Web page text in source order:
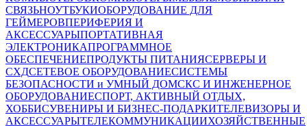
СВЯЗЬНОУТБУКИОБОРУДОВАНИЕ ДЛЯ
ГЕЙМЕРОВПЕРИФЕРИЯ И
АКСЕССУАРЫПОРТАТИВНАЯ
ЭЛЕКТРОНИКАПРОГРАММНОЕ
ОБЕСПЕЧЕНИЕПРОДУКТЫ ПИТАНИЯСЕРВЕРЫ И
СХДСЕТЕВОЕ ОБОРУДОВАНИЕСИСТЕМЫ
БЕЗОПАСНОСТИ и УМНЫЙ ДОМСКС И ИНЖЕНЕРНОЕ
ОБОРУДОВАНИЕСПОРТ, АКТИВНЫЙ ОТДЫХ,
ХОББИСУВЕНИРЫ И БИЗНЕС-ПОДАРКИТЕЛЕВИЗОРЫ И
АКСЕССУАРЫТЕЛЕКОММУНИКАЦИИХОЗЯЙСТВЕННЫЕ